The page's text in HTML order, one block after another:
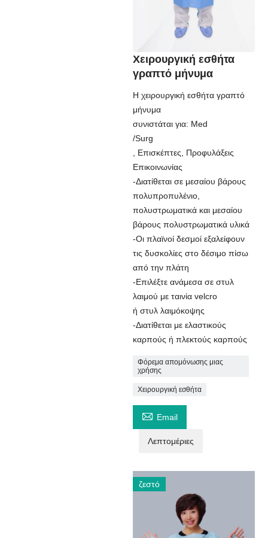
Χειρουργική εσθήτα
γραπτό μήνυμα
Η χειρουργική εσθήτα γραπτό
μήνυμα
συνιστάται για: Med
/Surg
, Επισκέπτες, Προφυλάξεις
Επικοινωνίας
-Διατίθεται σε μεσαίου βάρους
πολυπροπυλένιο,
πολυστρωματικά και μεσαίου
βάρους πολυστρωματικά υλικά
-Οι πλαϊνοί δεσμοί εξαλείφουν
τις δυσκολίες στο δέσιμο πίσω
από την πλάτη
-Επιλέξτε ανάμεσα σε στυλ
λαιμού με ταινία velcro
ή στυλ λαιμόκοψης
-Διατίθεται με ελαστικούς
καρπούς ή πλεκτούς καρπούς
Φόρεμα απομόνωσης μιας
χρήσης
Χειρουργική εσθήτα
 Email
Λεπτομέριες
ζεστό